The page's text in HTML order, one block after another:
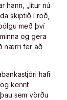
hann, „lítur nú
skiptið í röð,
með því
og gera
nærri fer að
hafi
kennt
sem vörðu